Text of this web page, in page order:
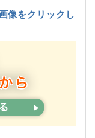
像をクリックし